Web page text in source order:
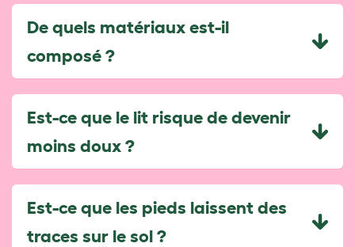
De quels matériaux est-il
composé ?
Est-ce que le lit risque de devenir
moins doux ?
Est-ce que les pieds laissent des
traces sur le sol ?